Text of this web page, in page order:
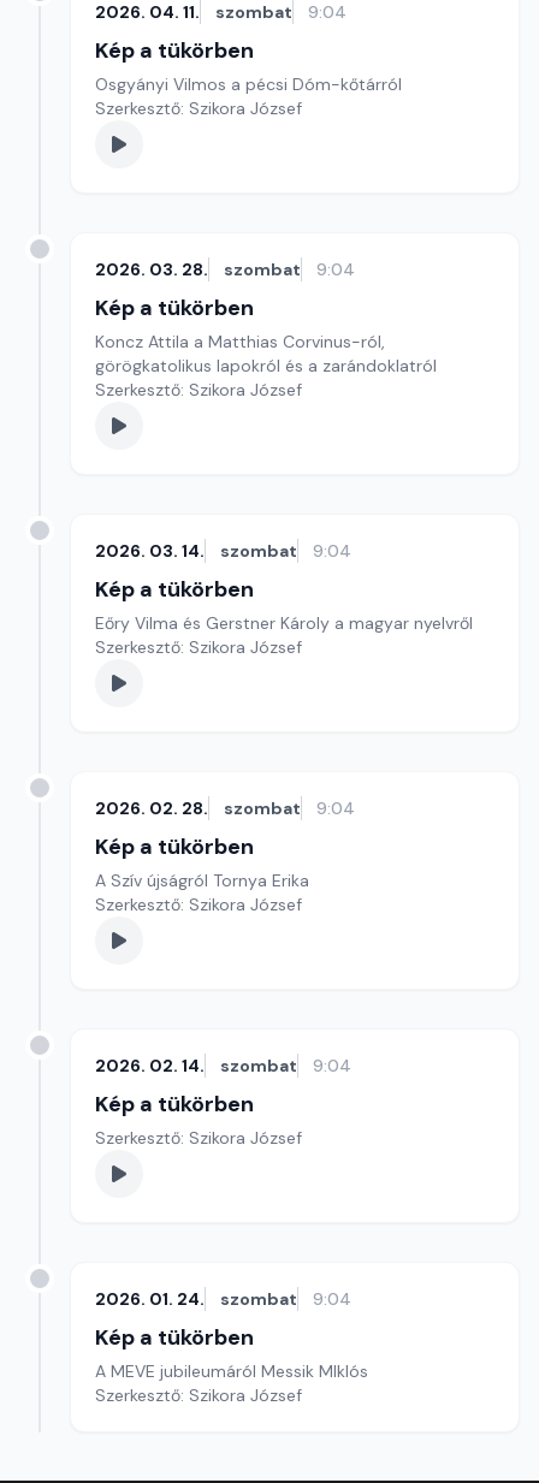
2026. 04. 11. szombat 9:04
Kép a tükörben
Osgyányi Vilmos a pécsi Dóm-kőtárról
Szerkesztő: Szikora József
2026. 03. 28. szombat 9:04
Kép a tükörben
Koncz Attila a Matthias Corvinus-ról,
görögkatolikus lapokról és a zarándoklatról
Szerkesztő: Szikora József
2026. 03. 14. szombat 9:04
Kép a tükörben
Eőry Vilma és Gerstner Károly a magyar nyelvről
Szerkesztő: Szikora József
2026. 02. 28. szombat 9:04
Kép a tükörben
A Szív újságról Tornya Erika
Szerkesztő: Szikora József
2026. 02. 14. szombat 9:04
Kép a tükörben
Szerkesztő: Szikora József
2026. 01. 24. szombat 9:04
Kép a tükörben
A MEVE jubileumáról Messik MIklós
Szerkesztő: Szikora József